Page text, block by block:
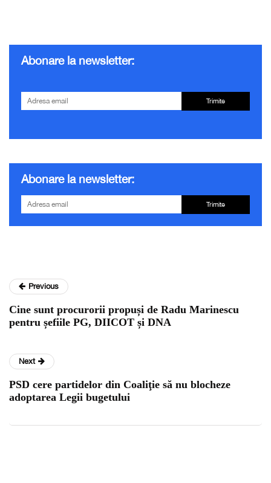
Abonare la newsletter:
Trimite
Abonare la newsletter:
Trimite
Previous
Cine sunt procurorii propuși de Radu Marinescu
pentru șefiile PG, DIICOT și DNA
Next
PSD cere partidelor din Coaliţie să nu blocheze
adoptarea Legii bugetului